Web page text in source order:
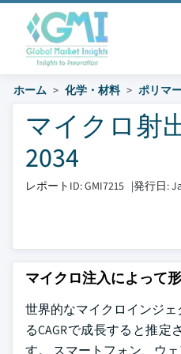
ホーム 化学・材料 ポリマ
マイクロ射
2034
レポートID: GMI7215 |発行日:
マイクロ注入によって
世界的なマイクロインジェ
るCAGRで成長すると推
す。 スマートフォン、ウ